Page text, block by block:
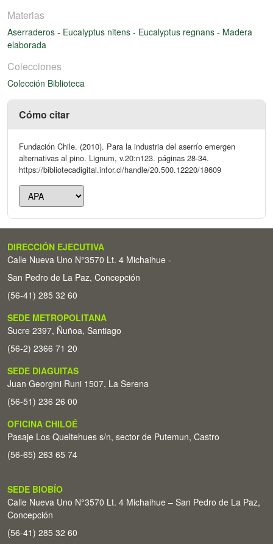
Materias
Aserraderos - Eucalyptus nitens - Eucalyptus regnans - Madera
elaborada
Colecciones
Colección Biblioteca
Cómo citar
Fundación Chile. (2010). Para la industria del aserrío emergen
alternativas al pino. Lignum, v.20:n123. páginas 28-34.
https://bibliotecadigital.infor.cl/handle/20.500.12220/18609
DIRECCIÓN EJECUTIVA
Calle Nueva Uno N°3570 Lt. 4 Michaihue -
San Pedro de La Paz, Concepción
(56-41) 285 32 60
SEDE METROPOLITANA
Sucre 2397, Ñuñoa, Santiago
(56-2) 2366 71 20
SEDE DIAGUITAS
Juan Georgini Runi 1507, La Serena
(56-51) 236 26 00
OFICINA CHILOÉ
Pasaje Los Queltehues s/n, sector de Putemun, Castro
(56-65) 263 65 74
SEDE BIOBÍO
Calle Nueva Uno N°3570 Lt. 4 Michaihue – San Pedro de La Paz,
Concepción
(56-41) 285 32 60